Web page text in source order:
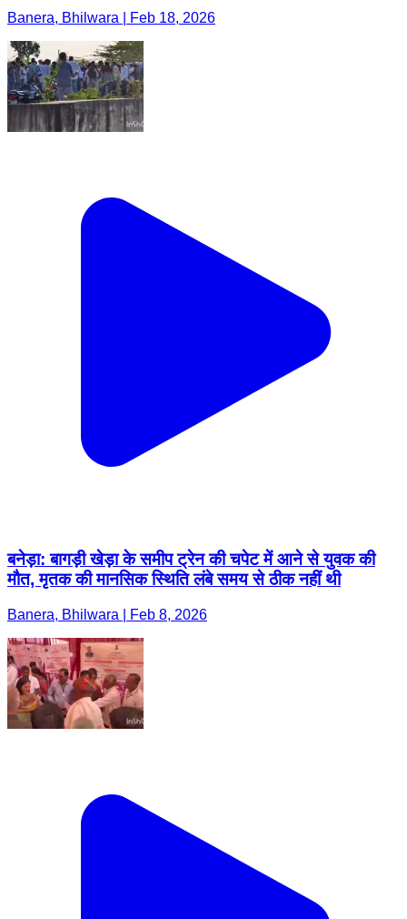
Banera, Bhilwara | Feb 18, 2026
बनेड़ा: बागड़ी खेड़ा के समीप ट्रेन की चपेट में आने से युवक की
मौत, मृतक की मानसिक स्थिति लंबे समय से ठीक नहीं थी
Banera, Bhilwara | Feb 8, 2026